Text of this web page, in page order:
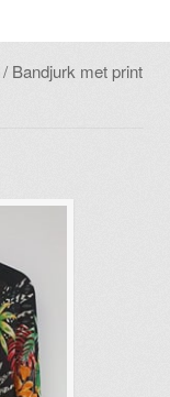
/ Bandjurk met print